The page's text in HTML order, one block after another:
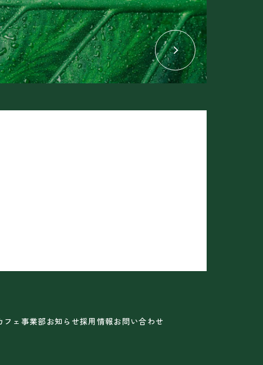
フェ事業部お知らせ採用情報お問い合わせ